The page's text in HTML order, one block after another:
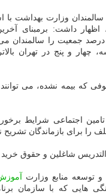
وزارت بهداشت با
اظهار داشت: برمبنای
گرفته در كشور ۱۰ درصد جمعیت را
چهار و پنج در تهران
كه بیمه نشده، می
اجتماعی شرایط
را برای بازماندگان تشریح
شاغلین و حقوق خرید
و توسعه منابع وزارت
هایی كه با سازمان